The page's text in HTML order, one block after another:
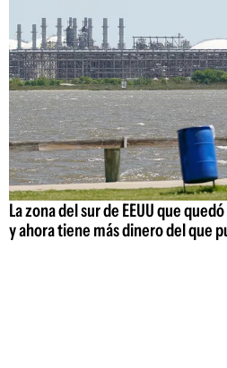
La zona del sur de EEUU que
y ahora tiene más dinero del que